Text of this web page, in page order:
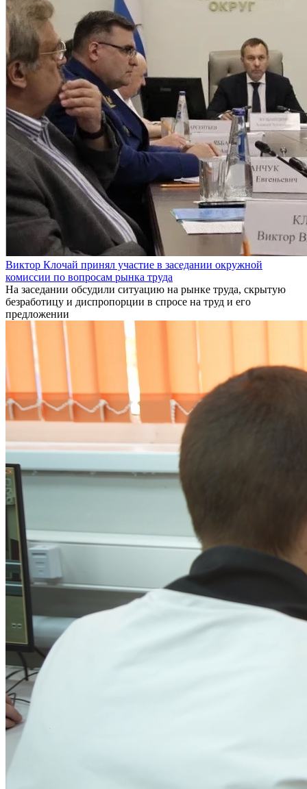
Виктор Клочай принял участие в заседании окружной
комиссии по вопросам рынка труда
На заседании обсудили ситуацию на рынке труда, скрытую
безработицу и диспропорции в спросе на труд и его
предложении